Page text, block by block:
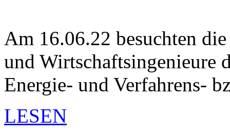
Am 16.06.22 besuchten
und Wirtschaftsingenieure
Energie- und Verfahrens-
LESEN